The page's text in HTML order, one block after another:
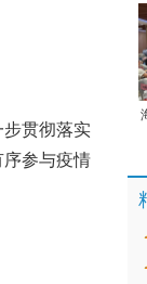
贯彻落实
参与疫情